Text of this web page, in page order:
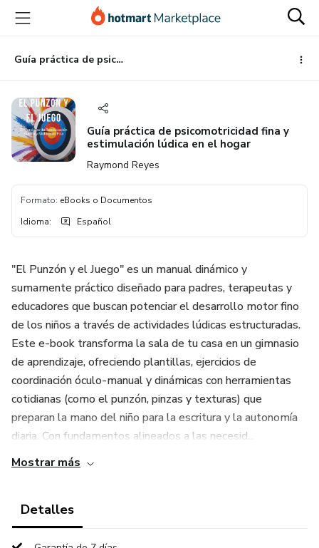
principal
página
de
página
Guía práctica de psicomotricidad fina y estimulación lúdica en el hogar
Guía práctica de psicomotricidad fina y
estimulación lúdica en el hogar
Raymond Reyes
Formato: eBooks o Documentos
Idioma: Español
"El Punzón y el Juego" es un manual dinámico y
sumamente práctico diseñado para padres, terapeutas y
educadores que buscan potenciar el desarrollo motor fino
de los niños a través de actividades lúdicas estructuradas.
Este e-book transforma la sala de tu casa en un gimnasio
de aprendizaje, ofreciendo plantillas, ejercicios de
coordinación óculo-manual y dinámicas con herramientas
cotidianas (como el punzón, pinzas y texturas) que
preparan la mano del niño para la escritura y la autonomía
diaria. Con fundamentos alineados a las necesid...
Mostrar más
Detalles